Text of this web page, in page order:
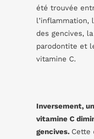
été trouvée
l’inflammation,
des gencives,
parodontite et
vitamine C.
Inversement,
vitamine C
gencives. Cette